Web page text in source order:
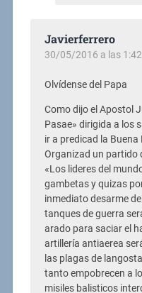
Javierferrero
30/05/2016 a las
Olvídense del Papa
Como dijo el Apostol
Pasae» dirigida a los
ir a predicad la
Organizad un partido
«Los lideres del
gambetas y quizas
inmediato desarme
tanques de guerra
arado para saciar el
artillería antiaerea
las plagas de
tanto empobrecen a
misiles balisticos